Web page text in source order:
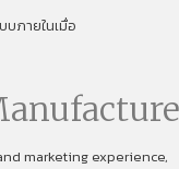
ภายในเมื่อ
marketing experience,